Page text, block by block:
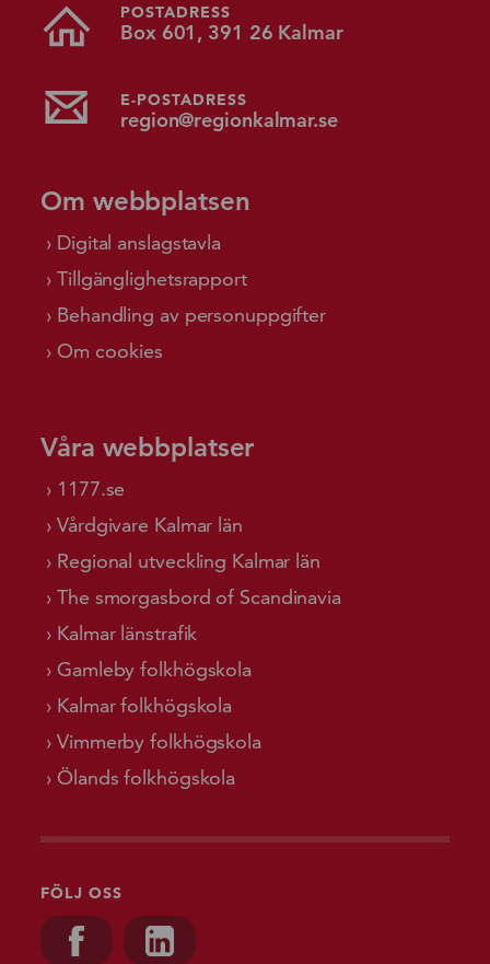
POSTADRESS
Box 601, 391 26 Kalmar
E-POSTADRESS
region@regionkalmar.se
Om webbplatsen
Digital anslagstavla
Tillgänglighetsrapport
Behandling av personuppgifter
Om cookies
Våra webbplatser
1177.se
Vårdgivare Kalmar län
Regional utveckling Kalmar län
The smorgasbord of Scandinavia
Kalmar länstrafik
Gamleby folkhögskola
Kalmar folkhögskola
Vimmerby folkhögskola
Ölands folkhögskola
FÖLJ OSS
Besök oss på, Facebook
Besök oss på, Linkedin